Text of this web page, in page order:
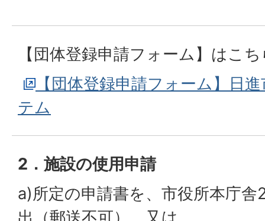
【団体登録申請フォーム】はこ
【団体登録申請フォーム】日
テム
2．施設の使用申請
a)所定の申請書を、市役所本庁